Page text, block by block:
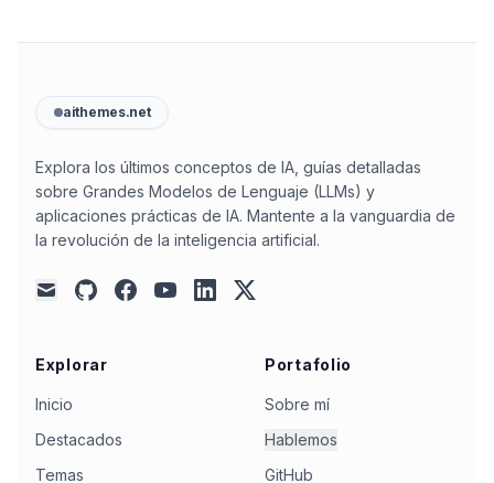
aithemes.net
Explora los últimos conceptos de IA, guías detalladas
sobre Grandes Modelos de Lenguaje (LLMs) y
aplicaciones prácticas de IA. Mantente a la vanguardia de
la revolución de la inteligencia artificial.
mail
githubfacebookyoutubelinkedin
x
Explorar
Inicio
Destacados
Temas
Portafolio
Sobre mí
Hablemos
GitHub